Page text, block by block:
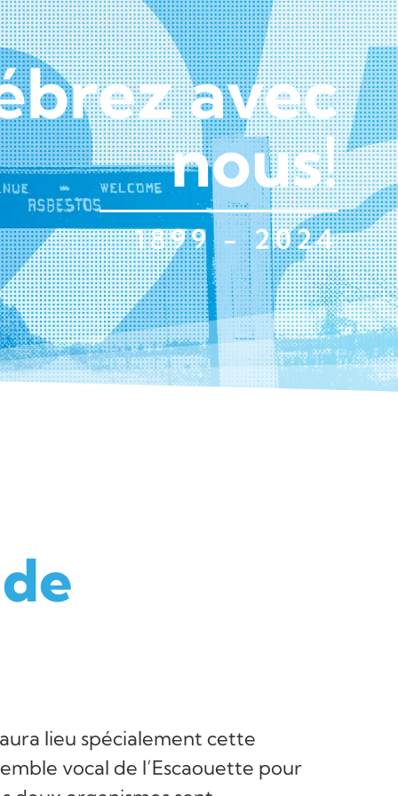
avec
nous!
1899 - 2024
lieu spécialement cette
vocal de l’Escaouette pour